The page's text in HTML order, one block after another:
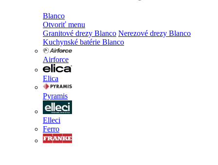
Blanco
Otvoriť menu
Granitové drezy Blanco Nerezové drezy Blanco
Kuchynské batérie Blanco
Airforce
Elica
Pyramis
Elleci
Ferro